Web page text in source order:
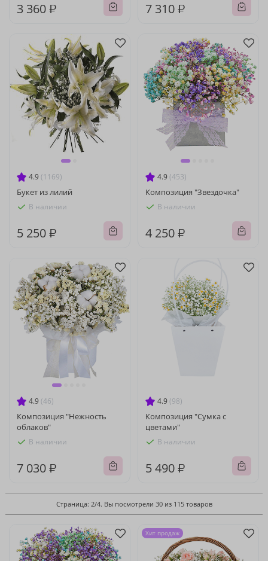
3 360 ₽ 7 310 ₽
4.9 (1169)
Букет из лилий
В наличии
5 250 ₽
4.9 (453)
Композиция "Звездочка"
В наличии
4 250 ₽
4.9 (46)
Композиция "Нежность
облаков"
В наличии
7 030 ₽
4.9 (98)
Композиция "Сумка с
цветами"
В наличии
5 490 ₽
Страница: 2/4. Вы посмотрели 30 из 115 товаров
Хит продаж